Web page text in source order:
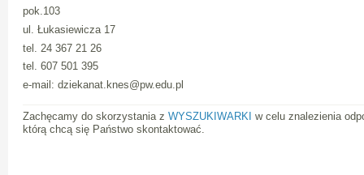
pok.103
ul. Łukasiewicza 17
tel. 24 367 21 26
tel. 607 501 395
e-mail: dziekanat.knes@pw.edu.pl
Zachęcamy do skorzystania z WYSZUKIWARKI w celu znalezienia
którą chcą się Państwo skontaktować.